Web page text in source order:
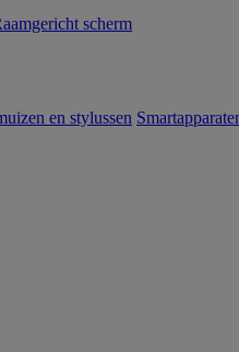
scherm
en stylussen